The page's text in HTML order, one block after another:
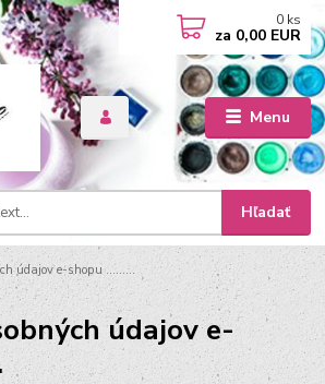
Menu
Hľadať
0 ks
za 0,00 EUR
údajov e-shopu ………
údajov e-